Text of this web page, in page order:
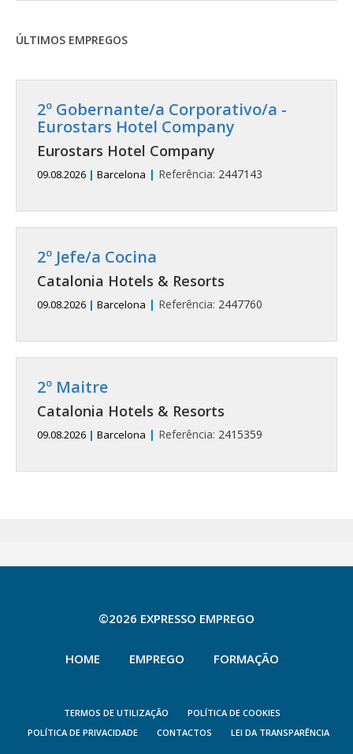
ÚLTIMOS EMPREGOS
2º Gobernante/a Corporativo/a -
Eurostars Hotel Company
Eurostars Hotel Company
09.08.2026 | Barcelona | Referência: 2447143
2º Jefe/a Cocina
Catalonia Hotels & Resorts
09.08.2026 | Barcelona | Referência: 2447760
2º Maitre
Catalonia Hotels & Resorts
09.08.2026 | Barcelona | Referência: 2415359
©2026 EXPRESSO EMPREGO
HOME EMPREGO FORMAÇÃO
TERMOS DE UTILIZAÇÃO
POLÍTICA DE COOKIES
POLÍTICA DE PRIVACIDADE
CONTACTOS LEI DA TRANSPARÊNCIA